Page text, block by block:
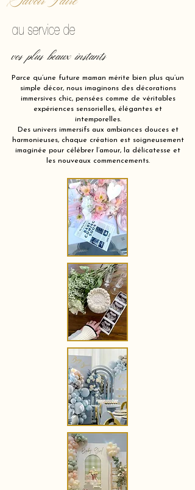
au service de
vos plus beaux instants
Parce qu’une future maman mérite bien plus qu’un
simple décor, nous imaginons des décorations
immersives chic, pensées comme de véritables
expériences sensorielles, élégantes et
intemporelles.
Des univers immersifs aux ambiances douces et
harmonieuses, chaque création est soigneusement
imaginée pour célébrer l’amour, la délicatesse et
les nouveaux commencements.